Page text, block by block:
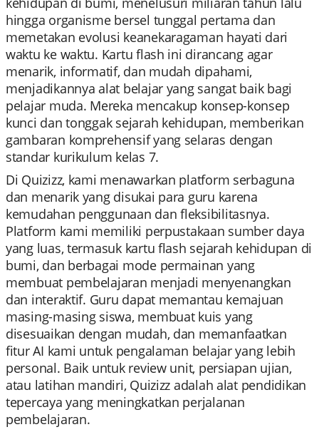
hingga organisme bersel tunggal pertama dan
memetakan evolusi keanekaragaman hayati dari
waktu ke waktu. Kartu flash ini dirancang agar
menarik, informatif, dan mudah dipahami,
menjadikannya alat belajar yang sangat baik bagi
pelajar muda. Mereka mencakup konsep-konsep
kunci dan tonggak sejarah kehidupan, memberikan
gambaran komprehensif yang selaras dengan
standar kurikulum kelas 7.
Di Quizizz, kami menawarkan platform serbaguna
dan menarik yang disukai para guru karena
kemudahan penggunaan dan fleksibilitasnya.
Platform kami memiliki perpustakaan sumber daya
yang luas, termasuk kartu flash sejarah kehidupan di
bumi, dan berbagai mode permainan yang
membuat pembelajaran menjadi menyenangkan
dan interaktif. Guru dapat memantau kemajuan
masing-masing siswa, membuat kuis yang
disesuaikan dengan mudah, dan memanfaatkan
fitur AI kami untuk pengalaman belajar yang lebih
personal. Baik untuk review unit, persiapan ujian,
atau latihan mandiri, Quizizz adalah alat pendidikan
tepercaya yang meningkatkan perjalanan
pembelajaran.